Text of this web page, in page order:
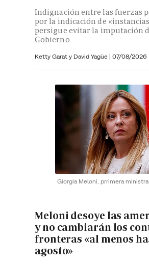
Indignación entre las fuerzas
por la indicación de
persigue evitar la imputación
Gobierno
Ketty Garat y David Yagüe | 07/08/2026
Giorgia Meloni, prrimera
Meloni desoye las
y no cambiarán los
fronteras «al menos
agosto»